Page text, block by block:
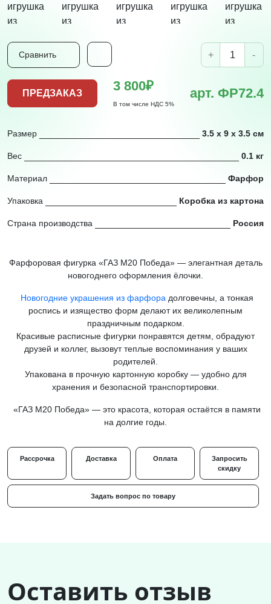
Сравнить + -
ПРЕДЗАКАЗ 3 800₽
В том числе НДС 5%
арт. ФР72.4
Размер 3.5 х 9 х 3.5 см
Вес 0.1 кг
Материал Фарфор
Упаковка Коробка из картона
Страна производства Россия
Фарфоровая фигурка «ГАЗ М20 Победа» — элегантная деталь
новогоднего оформления ёлочки.
Новогодние украшения из фарфора долговечны, а тонкая
роспись и изящество форм делают их великолепным
праздничным подарком.
Красивые расписные фигурки понравятся детям, обрадуют
друзей и коллег, вызовут теплые воспоминания у ваших
родителей.
Упакована в прочную картонную коробку — удобно для
хранения и безопасной транспортировки.
«ГАЗ М20 Победа» — это красота, которая остаётся в памяти
на долгие годы.
Рассрочка Доставка Оплата
Запросить
скидку
Задать вопрос по товару
Оставить отзыв